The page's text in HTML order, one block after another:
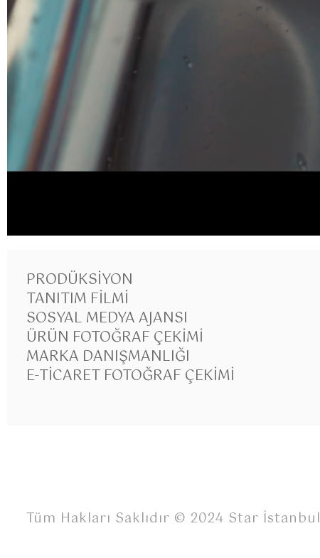
PRODÜKSIYON
TANITIM FILMI
SOSYAL MEDYA AJANSI
ÜRÜN FOTOĞRAF ÇEKIMI
MARKA DANIŞMANLIĞI
E-TICARET FOTOĞRAF ÇEKIMI
Tüm Hakları Saklıdır © 2024 Star İstanbul